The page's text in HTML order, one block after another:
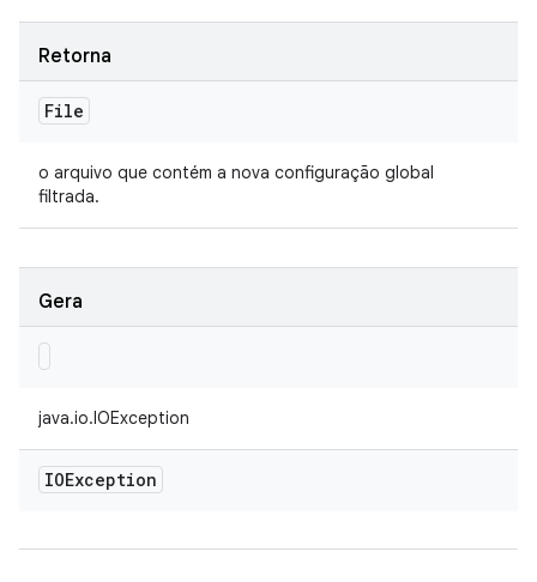
Retorna
File
o arquivo que contém a nova configuração global
filtrada.
Gera
java.io.IOException
IOException